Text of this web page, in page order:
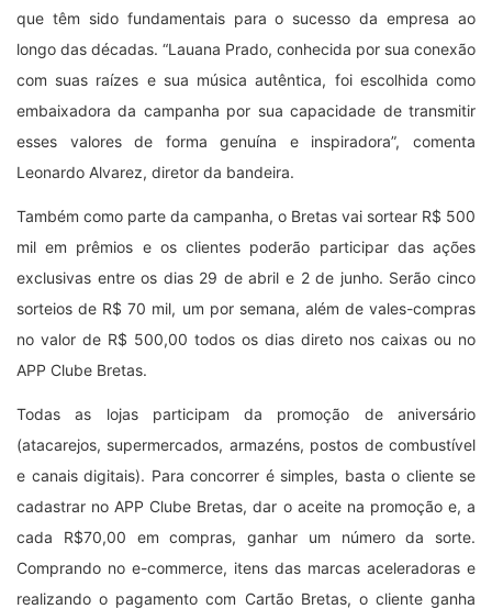
que têm sido fundamentais para o sucesso da empresa ao
longo das décadas. “Lauana Prado, conhecida por sua conexão
com suas raízes e sua música autêntica, foi escolhida como
embaixadora da campanha por sua capacidade de transmitir
esses valores de forma genuína e inspiradora”, comenta
Leonardo Alvarez, diretor da bandeira.
Também como parte da campanha, o Bretas vai sortear R$ 500
mil em prêmios e os clientes poderão participar das ações
exclusivas entre os dias 29 de abril e 2 de junho. Serão cinco
sorteios de R$ 70 mil, um por semana, além de vales-compras
no valor de R$ 500,00 todos os dias direto nos caixas ou no
APP Clube Bretas.
Todas as lojas participam da promoção de aniversário
(atacarejos, supermercados, armazéns, postos de combustível
e canais digitais). Para concorrer é simples, basta o cliente se
cadastrar no APP Clube Bretas, dar o aceite na promoção e, a
cada R$70,00 em compras, ganhar um número da sorte.
Comprando no e-commerce, itens das marcas aceleradoras e
realizando o pagamento com Cartão Bretas, o cliente ganha